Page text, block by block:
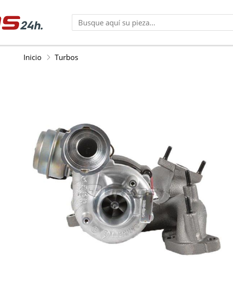
Inicio Turbos